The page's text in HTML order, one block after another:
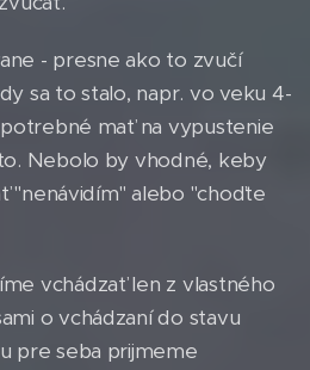
- presne ako to zvučí
sa to stalo, napr. vo veku 4-
mať na vypustenie
Nebolo by vhodné, keby
"nenávidím" alebo "choďte
vchádzať len z vlastného
o vchádzaní do stavu
pre seba prijmeme